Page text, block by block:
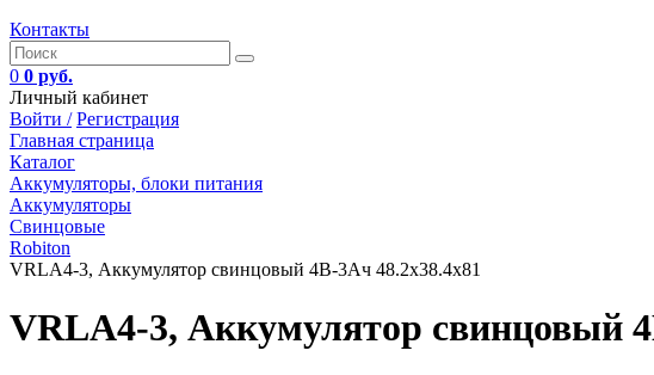
Контакты
0 0 руб.
Личный кабинет
Войти / Регистрация
Главная страница
Каталог
Аккумуляторы, блоки питания
Аккумуляторы
Свинцовые
Robiton
VRLA4-3, Аккумулятор свинцовый 4В-3Ач 48.2x38.4x81
VRLA4-3, Аккумулятор свинцовый